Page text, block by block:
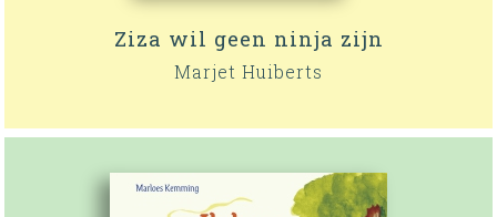
Ziza wil geen ninja zijn
Marjet Huiberts